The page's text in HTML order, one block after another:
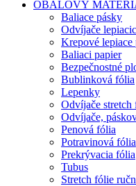
OBALOVÝ
Baliace pásky
Odvíjače
Krepové lepiace
Baliaci papier
Bezpečnostné
Bublinková fólia
Lepenky
Odvíjače stretch
Odvíjače,
Penová fólia
Potravinová fólia
Prekrývacia fólia
Tubus
Stretch fólie